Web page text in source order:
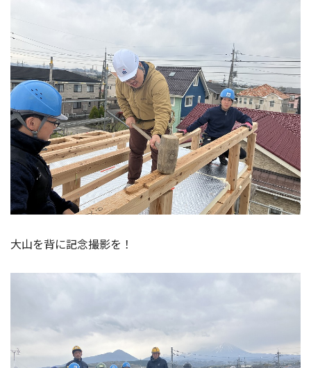
大山を背に記念撮影を！